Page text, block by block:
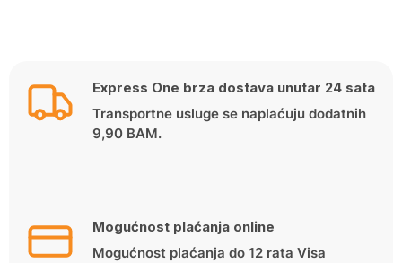
Express One brza dostava unutar 24 sata
Transportne usluge se naplaćuju dodatnih
9,90 BAM.
Mogućnost plaćanja online
Mogućnost plaćanja do 12 rata Visa